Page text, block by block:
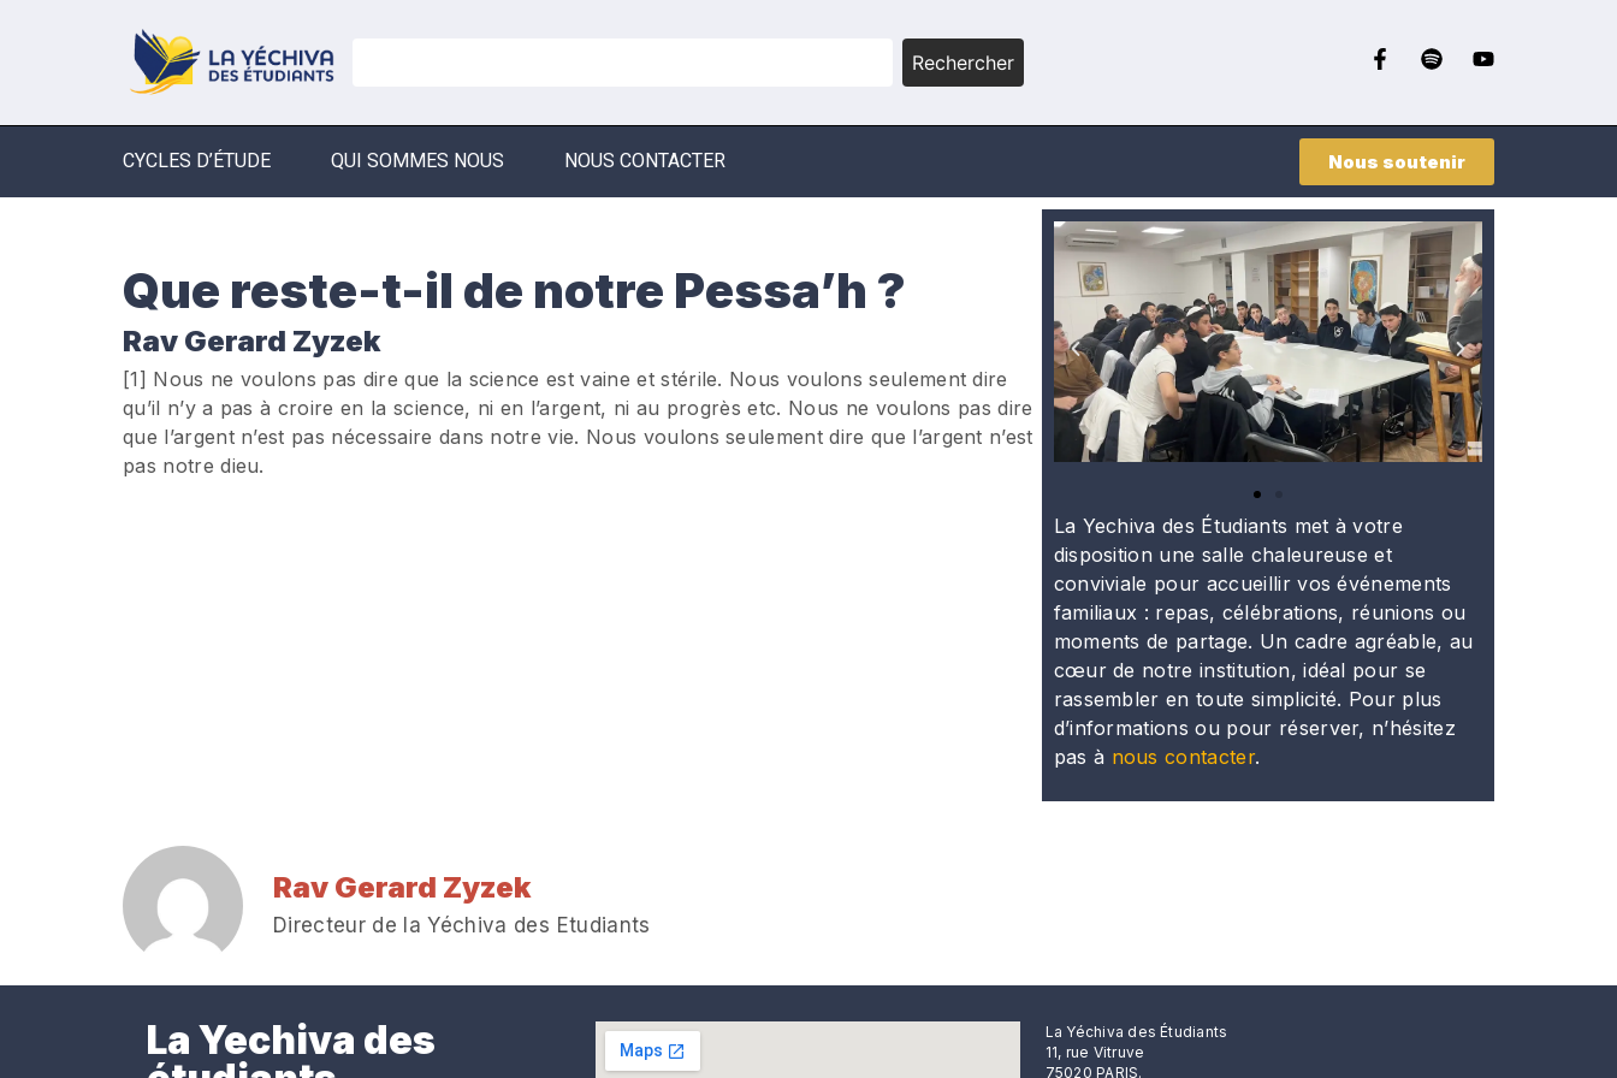
Rechercher
CYCLES D’ÉTUDE QUI SOMMES NOUS NOUS CONTACTER Nous soutenir
Que reste-t-il de notre Pessa’h ?
Rav Gerard Zyzek
[1] Nous ne voulons pas dire que la science est vaine et stérile. Nous voulons seulement dire
qu’il n’y a pas à croire en la science, ni en l’argent, ni au progrès etc. Nous ne voulons pas dire
que l’argent n’est pas nécessaire dans notre vie. Nous voulons seulement dire que l’argent n’est
pas notre dieu.
Rav Gerard Zyzek
Directeur de la Yéchiva des Etudiants
La Yechiva des Étudiants met à votre
disposition une salle chaleureuse et
conviviale pour accueillir vos événements
familiaux : repas, célébrations, réunions ou
moments de partage. Un cadre agréable, au
cœur de notre institution, idéal pour se
rassembler en toute simplicité. Pour plus
d’informations ou pour réserver, n’hésitez
pas à nous contacter.
La Yechiva des
La Yéchiva des Étudiants
11, rue Vitruve
75020 PARIS.